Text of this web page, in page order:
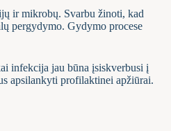
ir mikrobų. Svarbu žinoti, kad
pergydymo. Gydymo procese
infekcija jau būna įsiskverbusi į
apsilankyti profilaktinei apžiūrai.